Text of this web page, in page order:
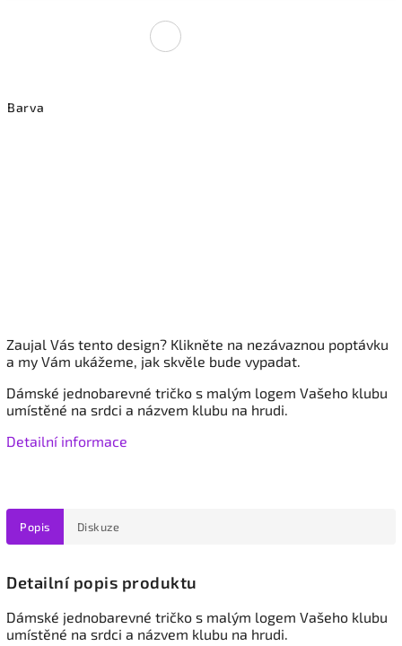
Barva
Zaujal Vás tento design? Klikněte na nezávaznou poptávku
a my Vám ukážeme, jak skvěle bude vypadat.
Dámské jednobarevné tričko s malým logem Vašeho klubu
umístěné na srdci a názvem klubu na hrudi.
Detailní informace
Popis Diskuze
Detailní popis produktu
Dámské jednobarevné tričko s malým logem Vašeho klubu
umístěné na srdci a názvem klubu na hrudi.